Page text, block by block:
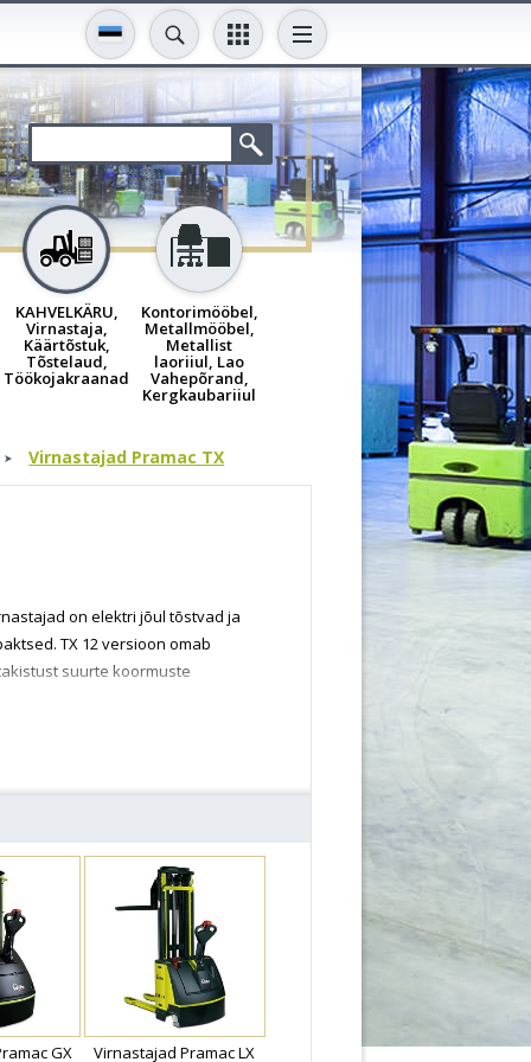
KAHVELKÄRU,
Virnastaja,
Käärtõstuk,
Tõstelaud,
Töökojakraanad
Kontorimööbel,
Metallmööbel,
Metallist
laoriiul, Lao
Vahepõrand,
Kergkaubariiul
Virnastajad Pramac TX
on elektri jõul tõstvad ja
TX 12 versioon omab
suurte koormuste
GX Virnastajad Pramac LX